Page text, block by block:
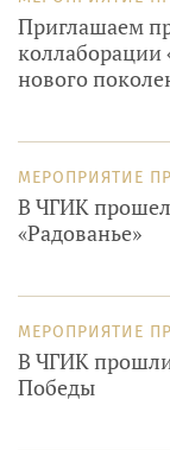
Приглашаем
коллаборации
нового
МЕРОПРИЯТИЕ
В ЧГИК
«Радованье»
МЕРОПРИЯТИЕ
В ЧГИК
Победы